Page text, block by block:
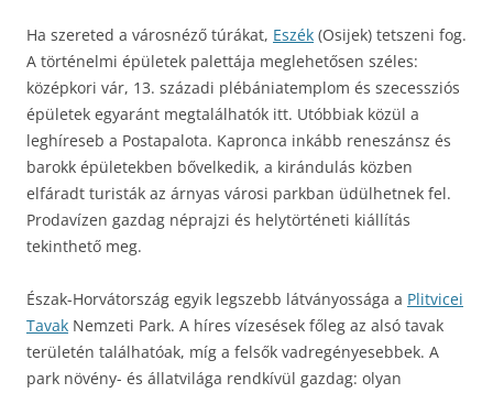
Ha szereted a városnéző túrákat, Eszék (Osijek) tetszeni fog.
A történelmi épületek palettája meglehetősen széles:
középkori vár, 13. századi plébániatemplom és szecessziós
épületek egyaránt megtalálhatók itt. Utóbbiak közül a
leghíreseb a Postapalota. Kapronca inkább reneszánsz és
barokk épületekben bővelkedik, a kirándulás közben
elfáradt turisták az árnyas városi parkban üdülhetnek fel.
Prodavízen gazdag néprajzi és helytörténeti kiállítás
tekinthető meg.
Észak-Horvátország egyik legszebb látványossága a Plitvicei
Tavak Nemzeti Park. A híres vízesések főleg az alsó tavak
területén találhatóak, míg a felsők vadregényesebbek. A
park növény- és állatvilága rendkívül gazdag: olyan